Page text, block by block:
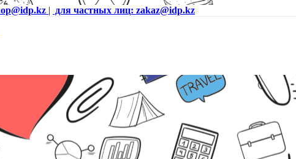
| для частных лиц: zakaz@idp.kz